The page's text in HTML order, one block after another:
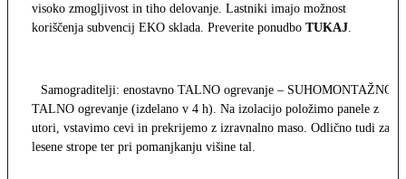
visoko zmogljivost in tiho delovanje. Lastniki imajo možnost
koriščenja subvencij EKO sklada. Preverite ponudbo TUKAJ
Samograditelji: enostavno TALNO ogrevanje – SUHOMONTAŽNO
TALNO ogrevanje (izdelano v 4 h). Na izolacijo položimo panele z
utori, vstavimo cevi in prekrijemo z izravnalno maso. Odlično tudi za
lesene strope ter pri pomanjkanju višine tal.